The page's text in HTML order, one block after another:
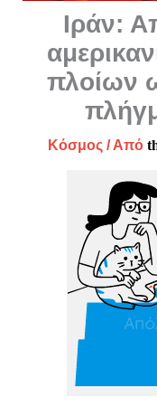
Ιράν:
πλοίων
Κόσμος / Από